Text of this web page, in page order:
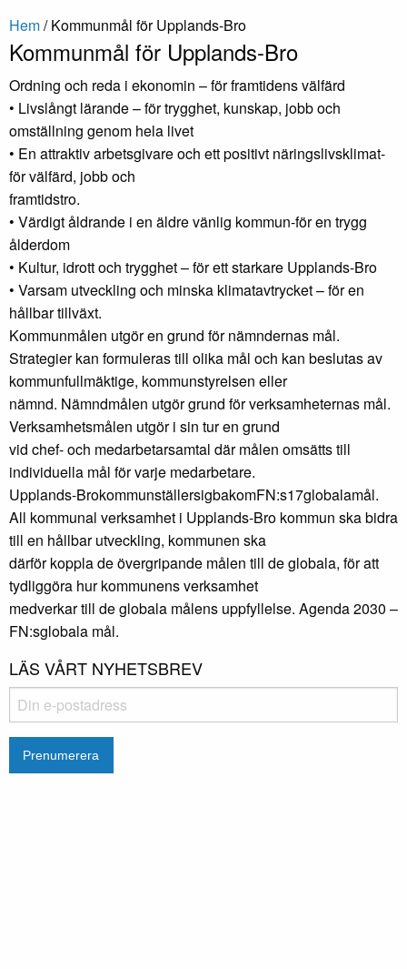
Hem/Kommunmål för Upplands-Bro
Kommunmål för Upplands-Bro
Ordning och reda i ekonomin – för framtidens välfärd
• Livslångt lärande – för trygghet, kunskap, jobb och
omställning genom hela livet
• En attraktiv arbetsgivare och ett positivt näringslivsklimat-
för välfärd, jobb och
framtidstro.
• Värdigt åldrande i en äldre vänlig kommun-för en trygg
ålderdom
• Kultur, idrott och trygghet – för ett starkare Upplands-Bro
• Varsam utveckling och minska klimatavtrycket – för en
hållbar tillväxt.
Kommunmålen utgör en grund för nämndernas mål.
Strategier kan formuleras till olika mål och kan beslutas av
kommunfullmäktige, kommunstyrelsen eller
nämnd. Nämndmålen utgör grund för verksamheternas mål.
Verksamhetsmålen utgör i sin tur en grund
vid chef- och medarbetarsamtal där målen omsätts till
individuella mål för varje medarbetare.
Upplands-BrokommunställersigbakomFN:s17globalamål.
All kommunal verksamhet i Upplands-Bro kommun ska bidra
till en hållbar utveckling, kommunen ska
därför koppla de övergripande målen till de globala, för att
tydliggöra hur kommunens verksamhet
medverkar till de globala målens uppfyllelse. Agenda 2030 –
FN:sglobala mål.
LÄS VÅRT NYHETSBREV